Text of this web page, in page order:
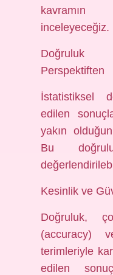
kavramın
inceleyeceğiz.
Doğruluk
Perspektiften
İstatistiksel
edilen
yakın
Bu
Kesinlik ve
Doğruluk,
(accuracy)
terimleriyle
edilen